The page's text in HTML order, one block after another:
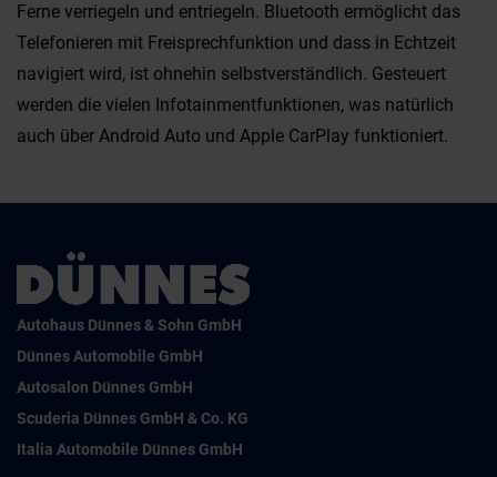
Ferne verriegeln und entriegeln. Bluetooth ermöglicht das
Telefonieren mit Freisprechfunktion und dass in Echtzeit
navigiert wird, ist ohnehin selbstverständlich. Gesteuert
werden die vielen Infotainmentfunktionen, was natürlich
auch über Android Auto und Apple CarPlay funktioniert.
Autohaus Dünnes & Sohn GmbH
Dünnes Automobile GmbH
Autosalon Dünnes GmbH
Scuderia Dünnes GmbH & Co. KG
Italia Automobile Dünnes GmbH